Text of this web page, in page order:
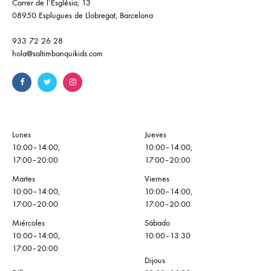
Carrer de l’Església, 13
08950 Esplugues de Llobregat, Barcelona
933 72 26 28
hola@saltimbanquikids.com
Lunes
10:00–14:00,
17:00–20:00
Martes
10:00–14:00,
17:00–20:00
Miércoles
10:00–14:00,
17:00–20:00
Jueves
10:00–14:00,
17:00–20:00
Viernes
10:00–14:00,
17:00–20:00
Sábado
10:00–13:30
Dijous